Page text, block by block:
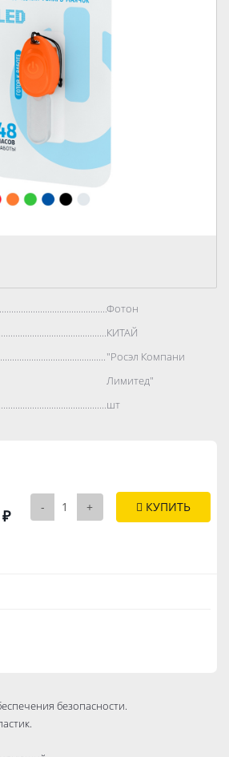
Фотон
КИТАЙ
"Росэл Компани
Лимитед"
шт
- + КУПИТЬ
безопасности.